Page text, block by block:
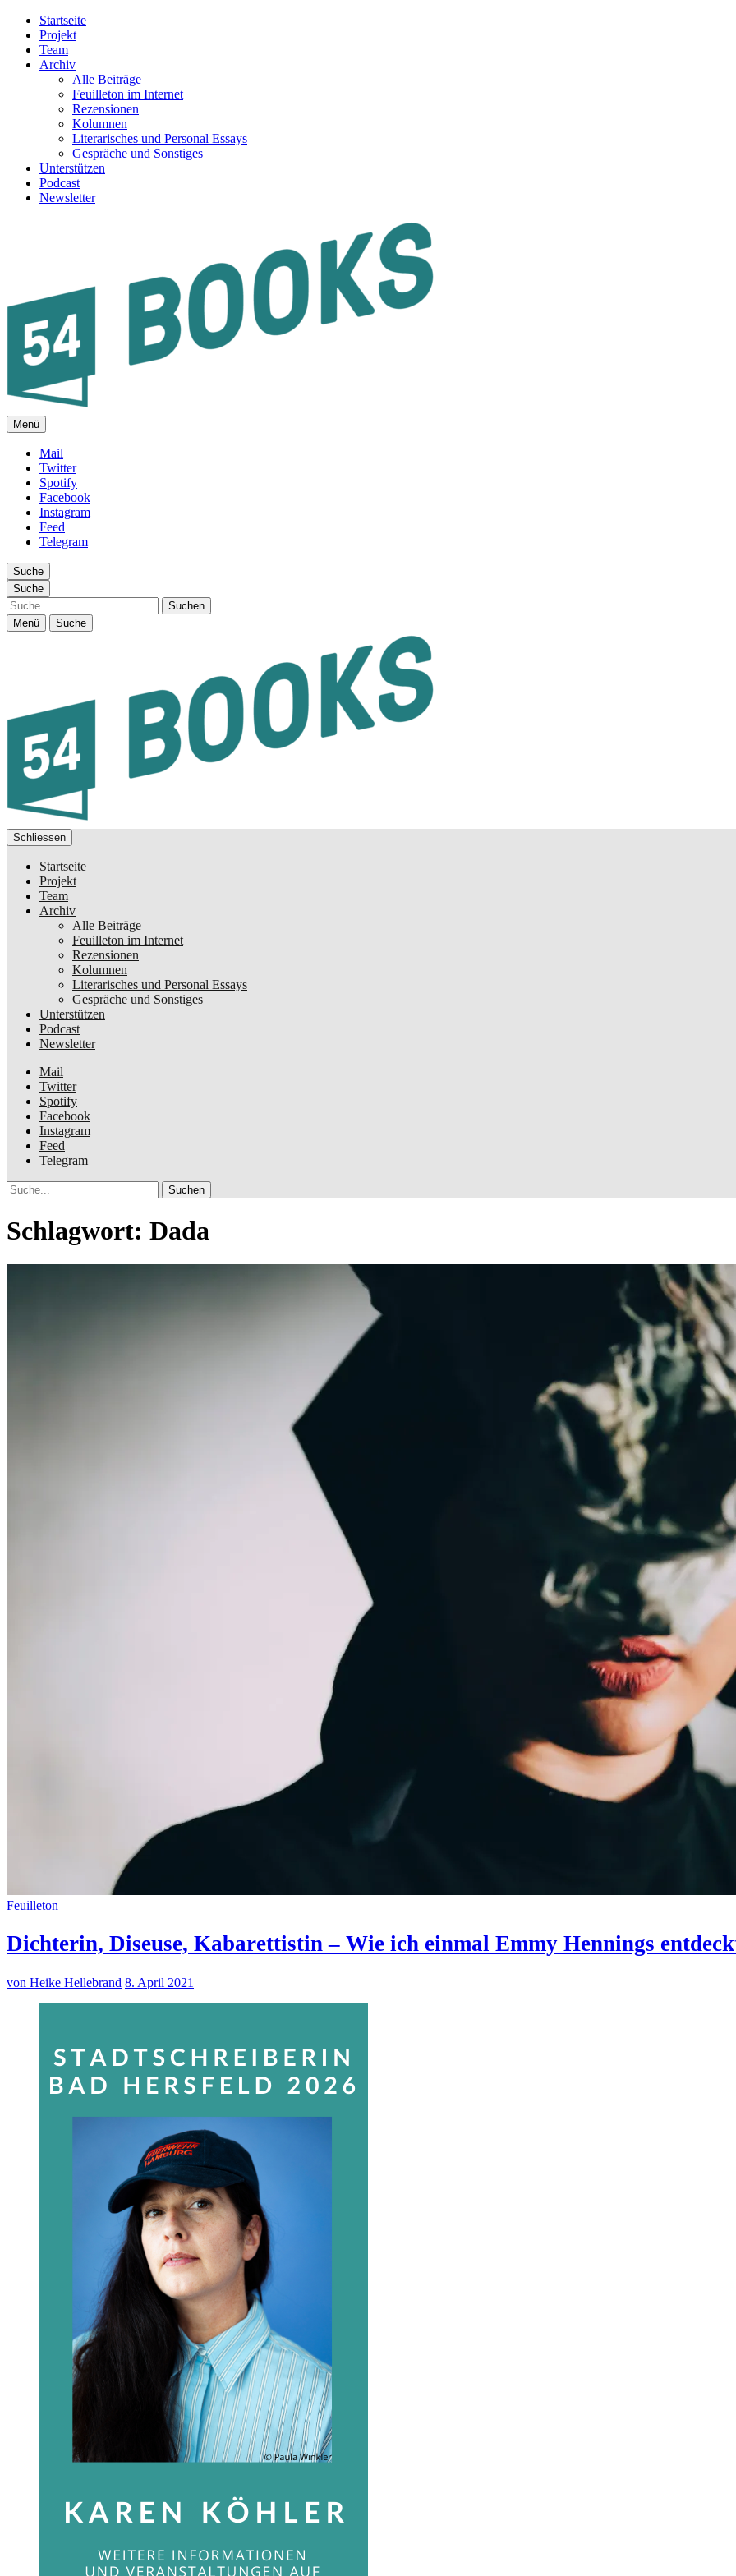
Startseite
Projekt
Team
Archiv
Alle Beiträge
Feuilleton im Internet
Rezensionen
Kolumnen
Literarisches und Personal Essays
Gespräche und Sonstiges
Unterstützen
Podcast
Newsletter
FEUILLETON IM INTERNET
Menü
Mail
Twitter
Spotify
Facebook
Instagram
Feed
Telegram
Suche
Suche
Suche
Menü Suche
Schliessen
Startseite
Projekt
Team
Archiv
Alle Beiträge
Feuilleton im Internet
Rezensionen
Kolumnen
Literarisches und Personal Essays
Gespräche und Sonstiges
Unterstützen
Podcast
Newsletter
Mail
Twitter
Spotify
Facebook
Instagram
Feed
Telegram
Suche
Schlagwort: Dada
Feuilleton
Dichterin, Diseuse, Kabarettistin – Wie ich einmal Emmy Hennings
von Heike Hellebrand 8. April 2021